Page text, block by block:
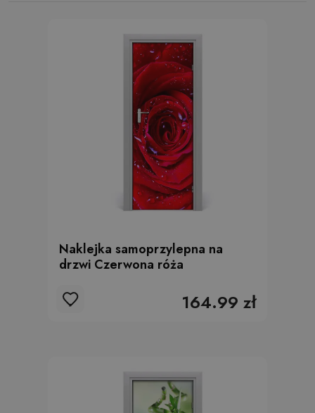
Naklejka samoprzylepna na
drzwi Czerwona róża
164.99 zł